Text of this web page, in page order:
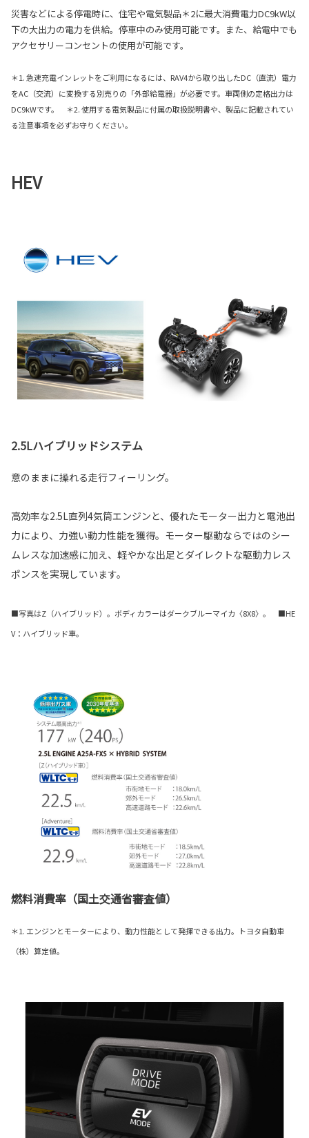
災害などによる停電時に、住宅や電気製品＊2に最大消費電力DC9kW以
下の大出力の電力を供給。停車中のみ使用可能です。また、給電中でも
アクセサリーコンセントの使用が可能です。
＊1. 急速充電インレットをご利用になるには、RAV4から取り出したDC（直流）電力
をAC（交流）に変換する別売りの「外部給電器」が必要です。車両側の定格出力は
DC9kWです。 ＊2. 使用する電気製品に付属の取扱説明書や、製品に記載されてい
る注意事項を必ずお守りください。
HEV
2.5Lハイブリッドシステム
意のままに操れる走行フィーリング。
高効率な2.5L直列4気筒エンジンと、優れたモーター出力と電池出
力により、力強い動力性能を獲得。モーター駆動ならではのシー
ムレスな加速感に加え、軽やかな出足とダイレクトな駆動力レス
ポンスを実現しています。
■写真はZ（ハイブリッド）。ボディカラーはダークブルーマイカ〈8X8〉。 ■HE
V：ハイブリッド車。
燃料消費率（国土交通省審査値）
＊1. エンジンとモーターにより、動力性能として発揮できる出力。トヨタ自動車
（株）算定値。